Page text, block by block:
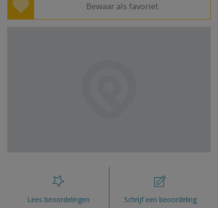
Bewaar als favoriet
Lees beoordelingen Schrijf een beoordeling